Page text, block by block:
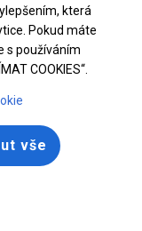
která
Pokud máte
s používáním
COOKIES“.
vše